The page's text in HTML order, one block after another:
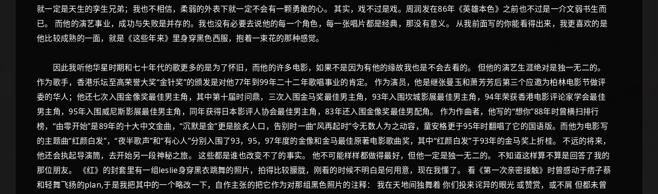
就一定是天生的孪生兄弟；我也不相信，柔弱的外表下就一定不会有一颗勇敢的心。 其实，戏不过是戏。周润发在86年《英雄本色》之前也不过是一介文弱书生而
已。 而他的演艺事业，成功与失败是并存的。我也没有必要去说他的每一个角色，每一张唱片都是经典，那没有意义。 从我前面写的你能看得出来，我更喜欢的是
他比较成熟的一面，就是《这些年来》里身穿黑色西服，抱着一束花的那种感觉。
因此我听他华星时期和七十年代的歌更多的是为了怀旧，而他的许多电影，如果不是因为有他的缘故我也是不会去看的。 但他的演艺生涯绝对是独一无二的。
作为歌手，香港乐坛至高荣誉大奖“金针奖”的颁发是对他77年到99年二十二年歌唱事业的肯定。 作为演员，他是继张曼玉和萧芳芳后第三个应邀为柏林电影节做评
委的华人；他还七次入围金像奖最佳男主角，其中第十届时问鼎，三次入围金马奖最佳男主角，93年入围坎城影展最佳男主角，94年荣获香港电影评论家学会最佳
男主角，95年入围威尼斯影展最佳男主角，同年获得日本影评人协会最佳男主角，83年还入围金像奖最佳男配角。 作为作曲者，他写的“想你”88年时曾横扫排行
榜，“由零开始”是89年的十大中文金曲，“沉默是金”更是脍炙人口，告别时一曲“风再起时”令无数人为之动容，童安格更于95年时翻唱了它的国语版。而他为电影写
的主题曲“红颜白发”，“夜半歌声”和“有心人”分别入围了93，95，97年度的金像和金马最佳原著电影歌曲奖，其中“红颜白发”于93年的金马奖上折桂。 不远的将来，
他还会执起导演筒，去开始另一段神秘之旅。 这些都是谁也改变不了的事实。 他不可能样样都做得最好，但他一定是独一无二的。 不知道这样算不算是回答了我的
那位朋友。 《红》的封套里有一组leslie身穿黑衣跳舞的照片，拍得比较朦胧，刚看的时候不明白是何用意，现在我懂了。 看《第一次亲密接触》时曾感动于痞子蔡
和轻舞飞扬的plan,于是我把其中的一个略改一下，自作主张的把它作为对那组黑色照片的注释： 我在天地间独舞着 你们投来诧异的眼光 或赞赏，或不屑 但都未曾